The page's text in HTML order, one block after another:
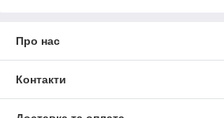
Про нас
Контакти